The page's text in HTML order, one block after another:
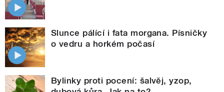
Slunce pálící i fata morgana. Písničky
o vedru a horkém počasí
Bylinky proti pocení: šalvěj, yzop,